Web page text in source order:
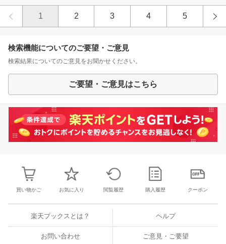
1 2 3 4 5
検索機能についてのご要望・ご意見
検索結果についてのご意見をお聞かせください。
ご要望・ご意見はこちら
買い物かご お気に入り 閲覧履歴 購入履歴 クーポン
楽天ブックスとは？ ヘルプ
お問い合わせ ご意見・ご要望